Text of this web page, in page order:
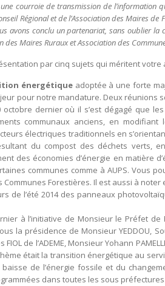
courroie de transmission de l’information
Régional et de l’Association des Maires
avons conclu un partenariat, sans oublier
des Maires Ruraux et Association des
par cinq sujets qui méritent votre
énergétiqueadoptée à une forte
pour notre mandature. Deux réunions
octobre dernier où il s’est dégagé que
communaux anciens, en
électriques traditionnels en
du compost des déchets verts,
des économies d’énergie en matière
communes comme à AUPS. Vous
Communes Forestières. Il est aussi à
de l’été 2014 des panneaux
à l’initiative de Monsieur le Préfet
la présidence de Monsieur YEDDOU,
FIOL de l’ADEME, Monsieur Yohann
était la transition énergétique au
de l’énergie fossile et du
dans toutes les sous préfectures